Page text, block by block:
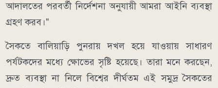
আদালতের পরবর্তী নির্দেশনা অনুযায়ী আমরা আইনি ব্যবস্থা
গ্রহণ করব।"
সৈকতে বালিয়াড়ি পুনরায় দখল হয়ে যাওয়ায় সাধারণ
পর্যটকদের মধ্যে ক্ষোভের সৃষ্টি হয়েছে। তারা মনে করছেন,
দ্রুত ব্যবস্থা না নিলে বিশ্বের দীর্ঘতম এই সমুদ্র সৈকতের